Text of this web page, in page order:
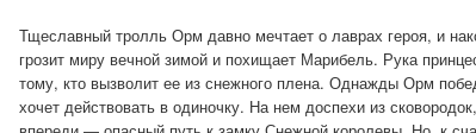
Тщеславный тролль Орм давно мечтает о лаврах героя, и
грозит миру вечной зимой и похищает Марибель. Рука
тому, кто вызволит ее из снежного плена. Однажды Орм
хочет действовать в одиночку. На нем доспехи из